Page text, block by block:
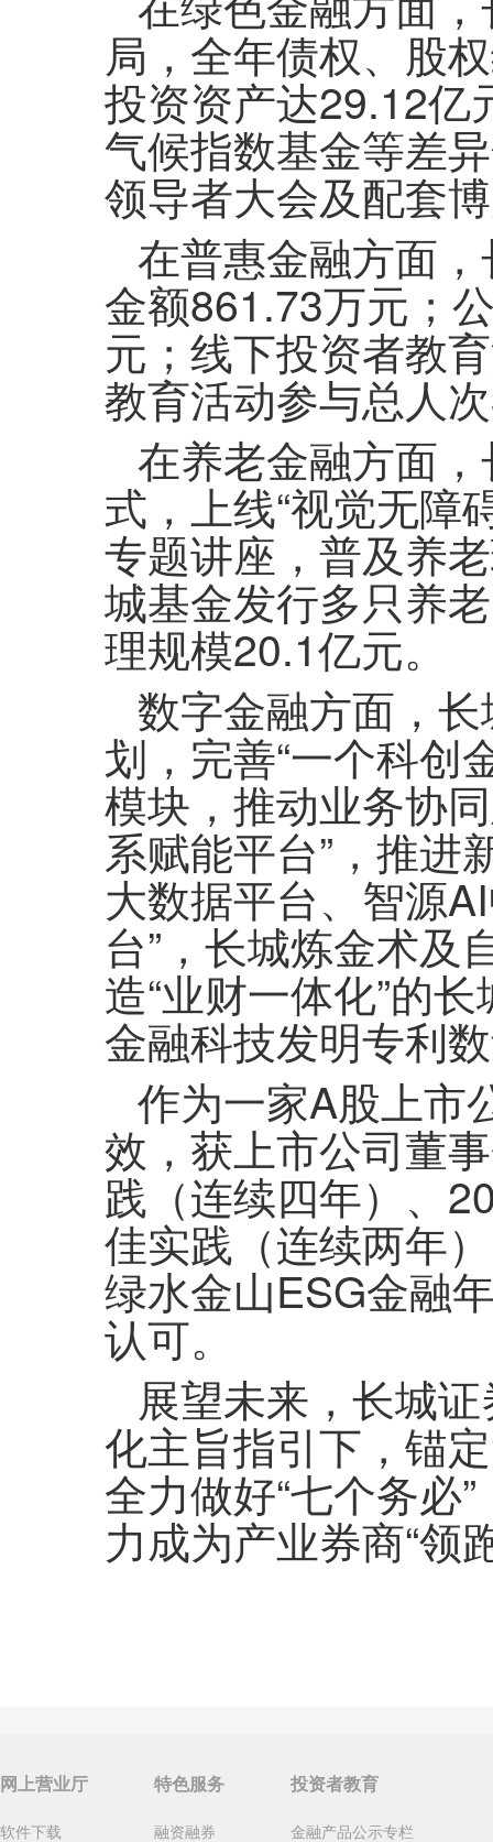
局，全年债权、股
投资资产达29.12亿
气候指数基金等差
领导者大会及配套
在普惠金融方面
金额861.73万元；
元；线下投资者教
教育活动参与总人
在养老金融方面
式，上线“视觉无障
专题讲座，普及养
城基金发行多只养
理规模20.1亿元。
数字金融方面，
划，完善“一个科创
模块，推动业务协
系赋能平台”，推进
大数据平台、智源
台”，长城炼金术及
造“业财一体化”的
金融科技发明专利
作为一家A股上市
效，获上市公司董
践（连续四年）、
佳实践（连续两年
绿水金山ESG金融
认可。
展望未来，长城
化主旨指引下，锚
全力做好“七个务必
力成为产业券商“领
网上营业厅
软件下载
特色服务
融资融券
投资者教育
金融产品公示专栏